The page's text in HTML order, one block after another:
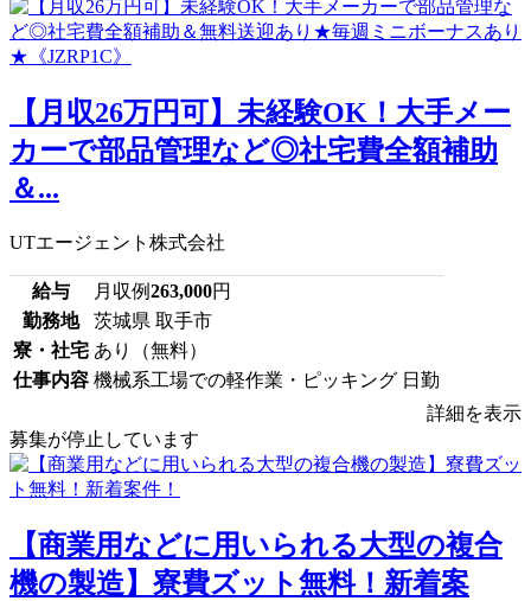
【月収26万円可】未経験OK！大手メー
カーで部品管理など◎社宅費全額補助
＆...
UTエージェント株式会社
給与 月収例263,000円
勤務地
茨城県 取手市
寮・社宅 あり（無料）
仕事内容 機械系工場での軽作業・ピッキング 日勤
詳細を表示
募集が停止しています
【商業用などに用いられる大型の複合
機の製造】寮費ズット無料！新着案